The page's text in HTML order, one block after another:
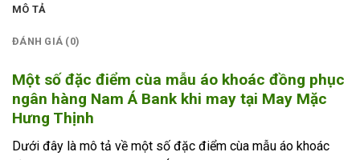
MÔ TẢ
ĐÁNH GIÁ (0)
Một số đặc điểm cùa mẫu áo khoác đồng phục
ngân hàng Nam Á Bank khi may tại May Mặc
Hưng Thịnh
Dưới đây là mô tả về một số đặc điểm cùa mẫu áo khoác